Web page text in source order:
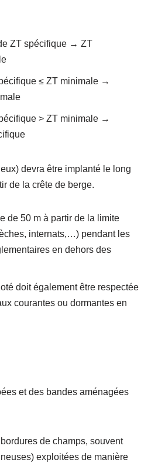
ZT spécifique → ZT
≤ ZT minimale →
> ZT minimale →
devra être implanté le long
de la crête de berge.
de 50 m à partir de la limite
internats,…) pendant les
en dehors des
doit également être respectée
courantes ou dormantes en
et des bandes aménagées
de champs, souvent
exploitées de manière